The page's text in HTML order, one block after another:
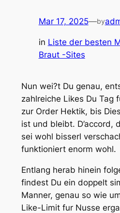
Mar 17, 2025—by
in Liste der besten
Braut -Sites
Nun wei?t Du genau,
zahlreiche Likes Du Tag
zur Order Hektik, bis
ist und bleibt. D’accord,
sei wohl bisserl
funktioniert enorm wohl.
Entlang herab hinein
findest Du ein doppelt
Manner, genau so wie
Like-Limit fur Nusse